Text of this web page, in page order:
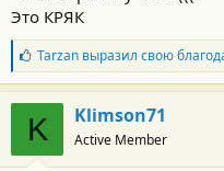
Вот цитата:
Для Volume мы используем
Ultra-S), Группы IV (ПАО)
производителей: Infineum,
Вложил масло, может
К Валволин имеет лишь
официально торговали, на
Это КРЯК
Б
л
а
г
о
д
а
Tarzanвыразил свою
K Klimson71
Active Member